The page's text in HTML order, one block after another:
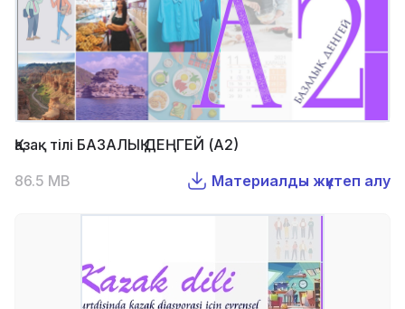
Қазақ тілі БАЗАЛЫҚ ДЕҢГЕЙ (А2)
86.5 MB
Материалды жүктеп алу